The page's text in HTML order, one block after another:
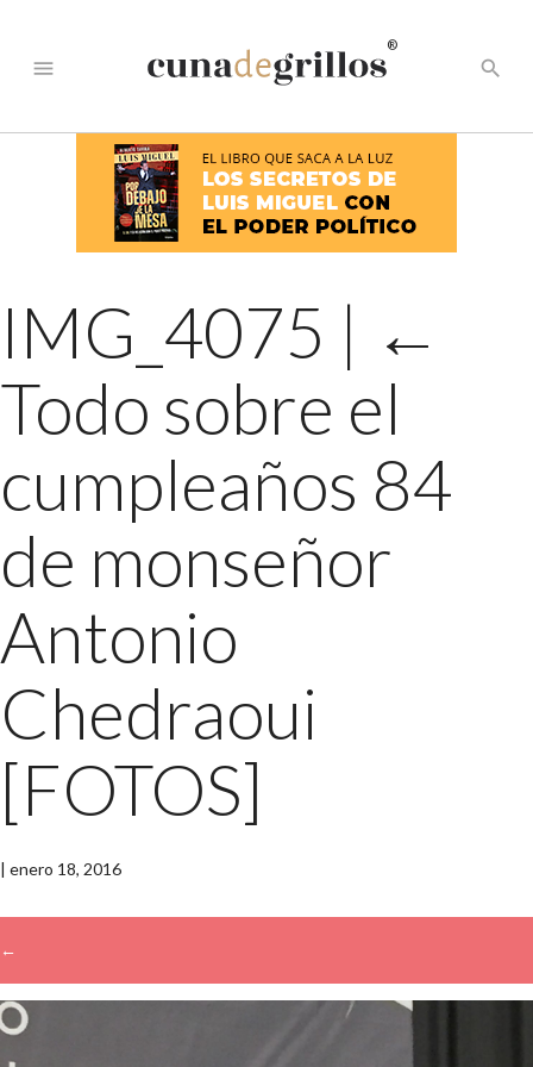
menu
®
search
IMG_4075 | ←
Todo sobre el
cumpleaños 84
de monseñor
Antonio
Chedraoui
[FOTOS]
| enero 18, 2016
←
→